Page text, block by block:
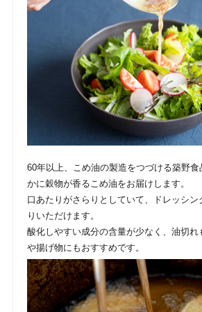
60年以上、こめ油の製造をつづける築野
かに穀物が香るこめ油をお届けします。
口あたりがさらりとしていて、ドレッシ
りいただけます。
酸化しやすい成分の含量が少なく、油切れ
や揚げ物にもおすすめです。